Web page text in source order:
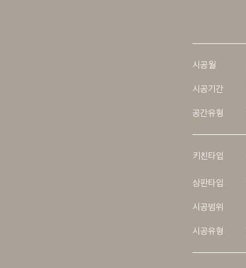
시공월
시공기간
공간유형
키친타입
상판타입
시공범위
시공유형